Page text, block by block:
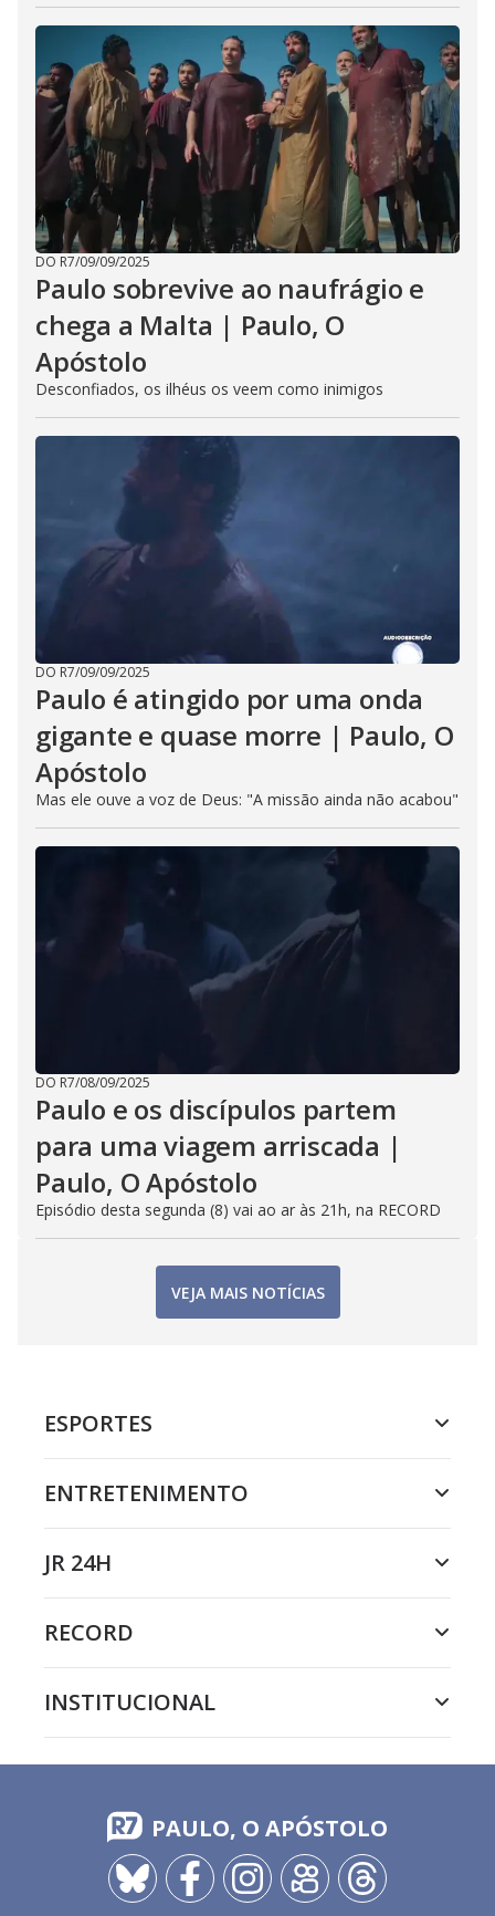
DO R7/09/09/2025
Paulo sobrevive ao naufrágio e
chega a Malta | Paulo, O
Apóstolo
Desconfiados, os ilhéus os veem como inimigos
DO R7/09/09/2025
Paulo é atingido por uma onda
gigante e quase morre | Paulo, O
Apóstolo
Mas ele ouve a voz de Deus: "A missão ainda não acabou"
DO R7/08/09/2025
Paulo e os discípulos partem
para uma viagem arriscada |
Paulo, O Apóstolo
Episódio desta segunda (8) vai ao ar às 21h, na RECORD
VEJA MAIS NOTÍCIAS
ESPORTES
ENTRETENIMENTO
JR 24H
RECORD
INSTITUCIONAL
PAULO, O APÓSTOLO